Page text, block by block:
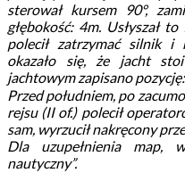
sterował kursem 90°,
głębokość: 4m. Usłyszał
polecił zatrzymać silnik i
okazało się, że jacht
jachtowym zapisano pozycję:
Przed południem, po
rejsu (II of.) polecił
sam, wyrzucił nakręcony
Dla uzupełnienia map,
nautyczny”.